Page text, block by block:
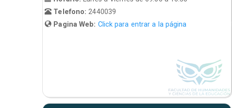
Telefono: 2440039
Pagina Web: Click para entrar a la página